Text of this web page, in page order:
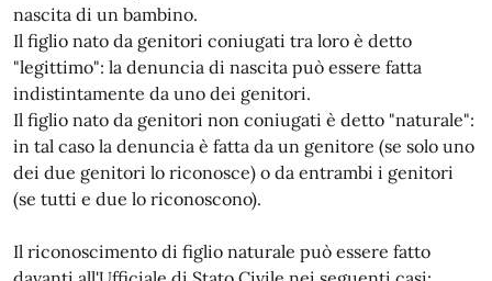
nascita di un bambino.
Il figlio nato da genitori coniugati tra loro è detto
"legittimo": la denuncia di nascita può essere fatta
indistintamente da uno dei genitori.
Il figlio nato da genitori non coniugati è detto "naturale":
in tal caso la denuncia è fatta da un genitore (se solo uno
dei due genitori lo riconosce) o da entrambi i genitori
(se tutti e due lo riconoscono).
Il riconoscimento di figlio naturale può essere fatto